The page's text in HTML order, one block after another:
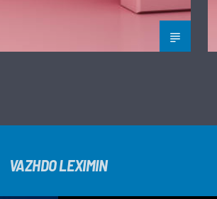
VAZHDO LEXIMIN